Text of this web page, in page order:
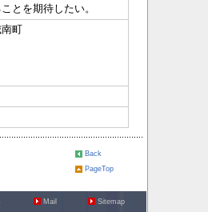
とを期待したい。
町
Back
PageTop
Mail Sitemap